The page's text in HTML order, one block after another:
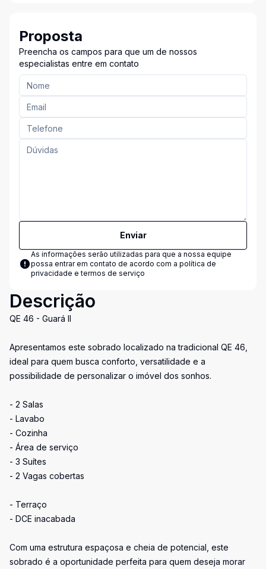
Proposta
Preencha os campos para que um de nossos
especialistas entre em contato
Enviar
As informações serão utilizadas para que a nossa equipe
possa entrar em contato de acordo com a política de
privacidade e termos de serviço
Descrição
QE 46 - Guará II
Apresentamos este sobrado localizado na tradicional QE 46,
ideal para quem busca conforto, versatilidade e a
possibilidade de personalizar o imóvel dos sonhos.
- 2 Salas
- Lavabo
- Cozinha
- Área de serviço
- 3 Suítes
- 2 Vagas cobertas
- Terraço
- DCE inacabada
Com uma estrutura espaçosa e cheia de potencial, este
sobrado é a oportunidade perfeita para quem deseja morar